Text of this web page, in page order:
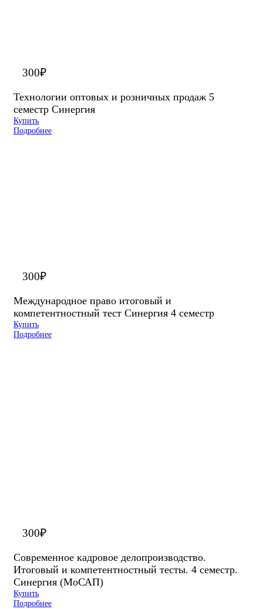
300₽
Технологии оптовых и розничных продаж 5
семестр Синергия
Купить
Подробнее
300₽
Международное право итоговый и
компетентностный тест Синергия 4 семестр
Купить
Подробнее
300₽
Современное кадровое делопроизводство.
Итоговый и компетентностный тесты. 4 семестр.
Синергия (МоСАП)
Купить
Подробнее